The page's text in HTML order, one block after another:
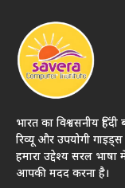
भारत का विश्वसनीय
रिव्यू और उपयोगी
हमारा उद्देश्य सरल
आपकी मदद करना है।